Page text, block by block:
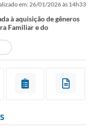
em: 26/01/2026 às 14h33
à aquisição de gêneros
Familiar e do